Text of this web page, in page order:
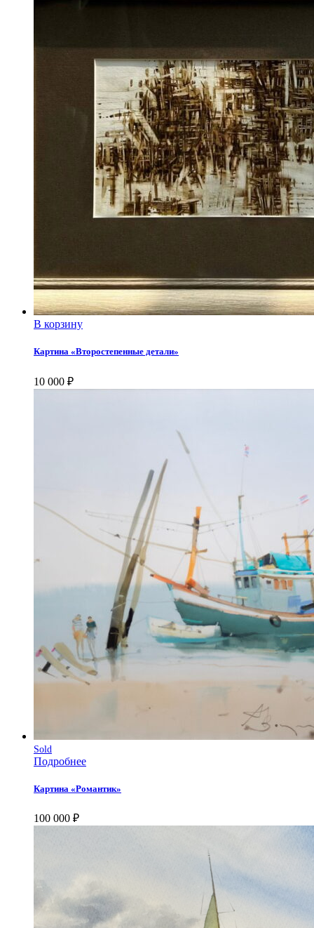
В корзину
Картина «Второстепенные детали»
10 000 ₽
Sold
Подробнее
Картина «Романтик»
100 000 ₽